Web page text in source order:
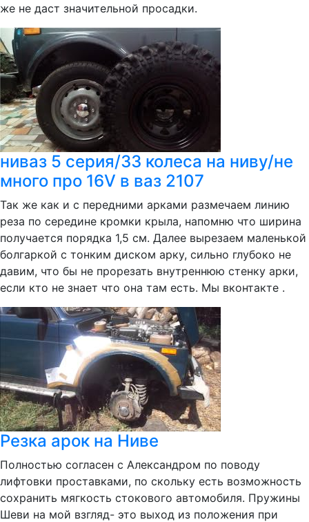
же не даст значительной просадки.
ниваз 5 серия/33 колеса на ниву/не
много про 16V в ваз 2107
Так же как и с передними арками размечаем линию
реза по середине кромки крыла, напомню что ширина
получается порядка 1,5 см. Далее вырезаем маленькой
болгаркой с тонким диском арку, сильно глубоко не
давим, что бы не прорезать внутреннюю стенку арки,
если кто не знает что она там есть. Мы вконтакте .
Резка арок на Ниве
Полностью согласен с Александром по поводу
лифтовки проставками, по скольку есть возможность
сохранить мягкость стокового автомобиля. Пружины
Шеви на мой взгляд- это выход из положения при